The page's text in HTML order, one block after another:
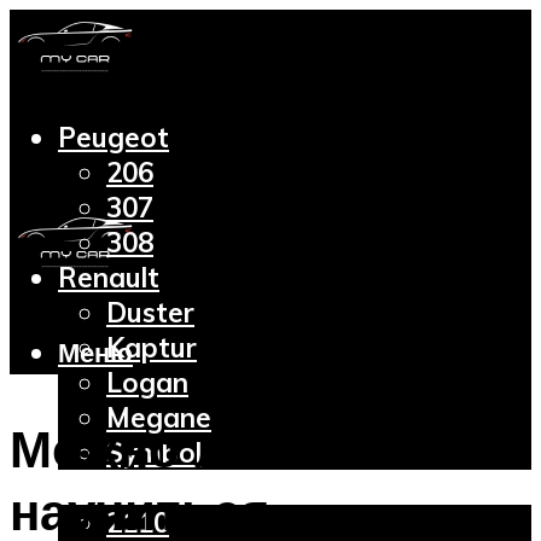
Peugeot
206
307
308
Renault
Duster
Kaptur
Logan
Megane
Symbol
2110
Меню
Можно ли
научиться